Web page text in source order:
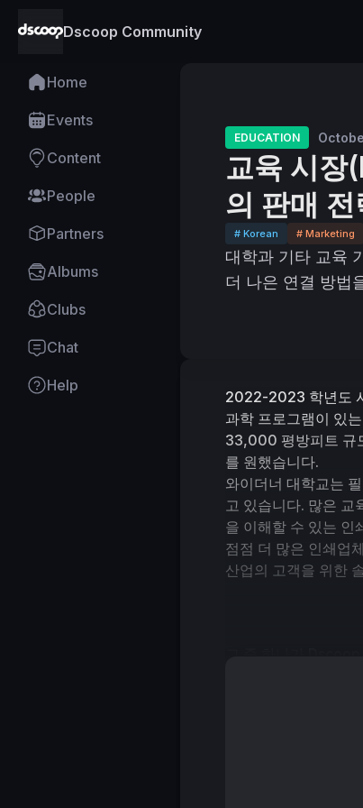
Dscoop Community
Home
Events
Content
People
Partners
Albums
Clubs
Chat
Help
EDUCATION
교육 시
의 판매 전
# Korean # Marketing
대학과 기타 교육
더 나은 연결 방법
2022-2023 학년도
과학 프로그램이 있
33,000 평방피트 규
를 원했습니다.
와이더너 대학교는
고 있습니다. 많은 교
을 이해할 수 있는 인
점점 더 많은 인쇄업
산업의 고객을 위한
대형 인쇄, 맞춤형
업체를 넘어, TGI는
교육 시장은 TGI의
플레이, 포스터, 캠